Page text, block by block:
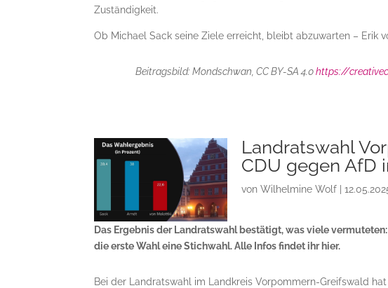
Zuständigkeit.
Ob Michael Sack seine Ziele erreicht, bleibt abzuwarten – Erik
Beitragsbild: Mondschwan, CC BY-SA 4.0https://
Landratswahl
CDU gegen AfD
vonWilhelmine Wolf |
Das Ergebnis der Landratswahl bestätigt, was viele
die erste Wahl eine Stichwahl. Alle Infos findet ihr hier.
Bei der Landratswahl im Landkreis Vorpommern-Greifswald